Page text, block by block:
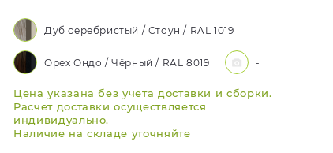
Дуб серебристый / Стоун / RAL 1019
Орех Ондо / Чёрный / RAL 8019 -
Цена указана без учета доставки и сборки.
Расчет доставки осуществляется
индивидуально.
Наличие на складе уточняйте